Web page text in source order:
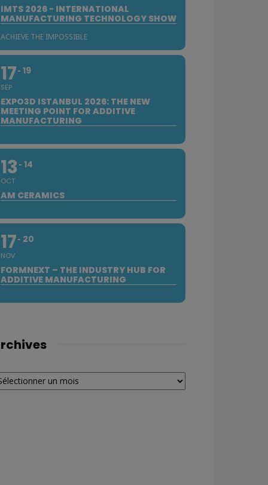
IMTS 2026 - INTERNATIONAL
MANUFACTURING TECHNOLOGY SHOW
ACHIEVE THE IMPOSSIBLE
17
SEP
19
EXPO3D ISTANBUL 2026: THE NEW
MEETING POINT FOR ADDITIVE
MANUFACTURING
13
OCT
14
AM CERAMICS
17
NOV
20
FORMNEXT – THE INDUSTRY HUB FOR
ADDITIVE MANUFACTURING